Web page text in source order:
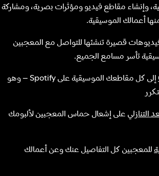
وإنشاء مقاطع فيديو ومؤثرات بصرية، ومشاركة
أعمالك الموسيقية.
قصيرة تنشئها للتواصل مع المعجبين
تأسر مسامع الجميع.
إلى كل مقاطعك الموسيقية على Spotify – وهو
التنازلي على إشعال حماس المعجبين لألبومك
للمعجبين كل التفاصيل عنك وعن أعمالك